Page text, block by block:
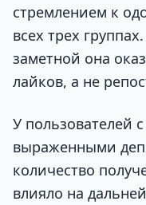
стремлением к
всех трех
заметной она
лайков, а не
У пользователей
выраженными
количество
влияло на